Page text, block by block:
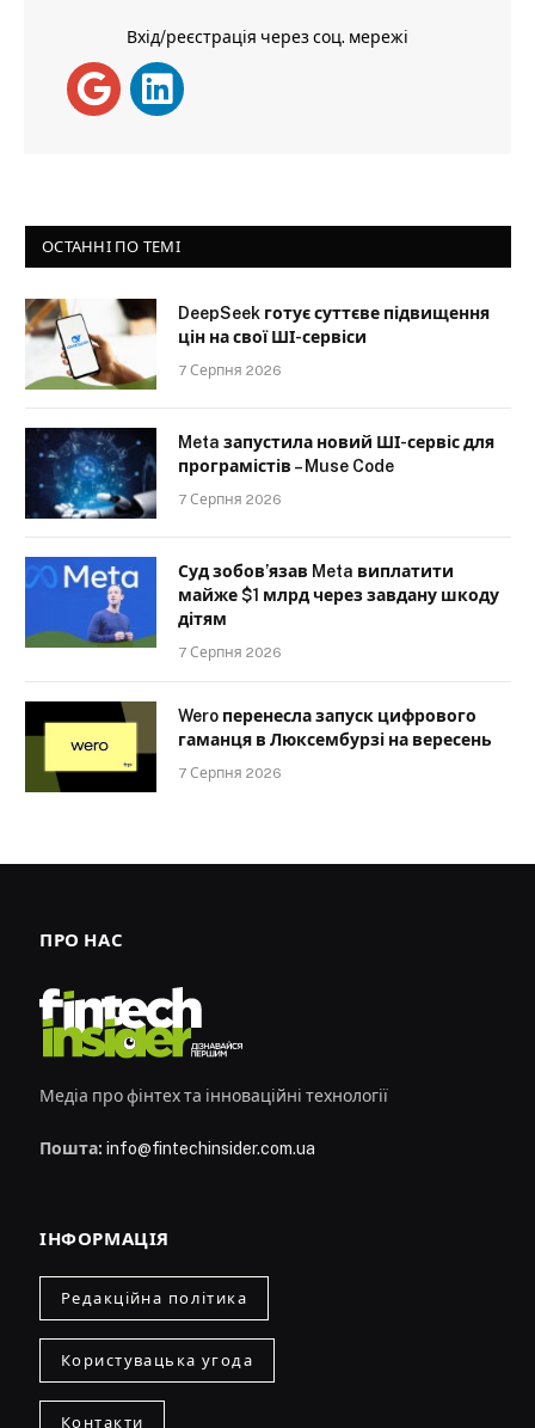
Вхід/реєстрація через соц. мережі
ОСТАННІ ПО ТЕМІ
DeepSeek готує суттєве підвищення
цін на свої ШІ-сервіси
7 Серпня 2026
Meta запустила новий ШІ-сервіс для
програмістів – Muse Code
7 Серпня 2026
Суд зобов’язав Meta виплатити
майже $1 млрд через завдану шкоду
дітям
7 Серпня 2026
Wero перенесла запуск цифрового
гаманця в Люксембурзі на вересень
7 Серпня 2026
ПРО НАС
Медіа про фінтех та інноваційні технології
Пошта: info@fintechinsider.com.ua
ІНФОРМАЦІЯ
Редакційна політика
Користувацька угода
Контакти